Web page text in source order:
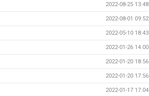
2022-08-25 13:48
2022-08-01 09:52
2022-05-10 18:43
2022-01-26 14:00
2022-01-20 18:56
2022-01-20 17:56
2022-01-17 17:04